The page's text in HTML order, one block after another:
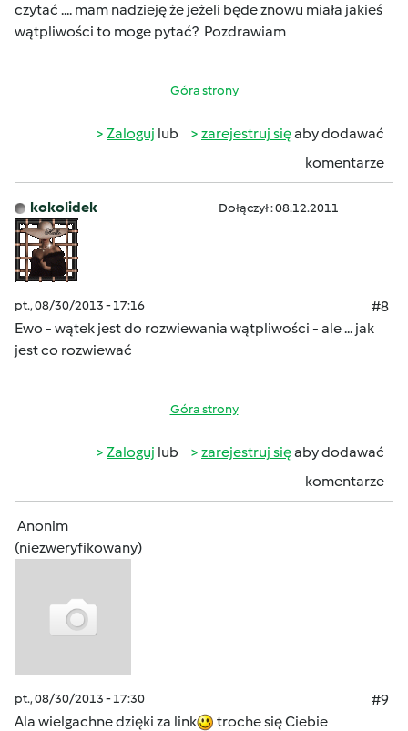
czytać .... mam nadzieję że jeżeli będe znowu miała jakieś
wątpliwości to moge pytać? Pozdrawiam
Góra strony
Zaloguj lub zarejestruj sięaby dodawać
komentarze
kokolidek Dołączył : 08.12.2011
pt., 08/30/2013 - 17:16
#8
Ewo - wątek jest do rozwiewania wątpliwości - ale ... jak
jest co rozwiewać
Góra strony
Zaloguj lub zarejestruj sięaby dodawać
komentarze
Anonim
(niezweryfikowany)
pt., 08/30/2013 - 17:30
#9
Ala wielgachne dzięki za link
troche się Ciebie